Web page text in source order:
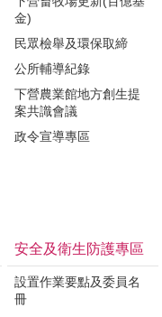
金)
民眾檢舉及環保取締
公所輔導紀錄
下營農業館地方創生提
案共識會議
政令宣導專區
安全及衛生防護專區
設置作業要點及委員名
冊